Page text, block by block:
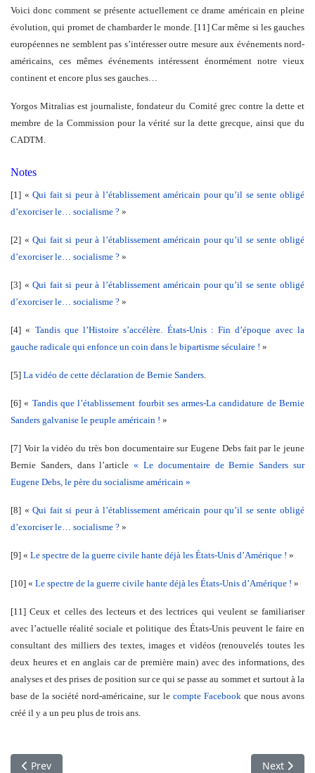
Voici donc comment se présente actuellement ce drame américain en pleine
évolution, qui promet de chambarder le monde. [11] Car même si les gauches
européennes ne semblent pas s’intéresser outre mesure aux événements nord-
américains, ces mêmes événements intéressent énormément notre vieux
continent et encore plus ses gauches…
Yorgos Mitralias est journaliste, fondateur du Comité grec contre la dette et
membre de la Commission pour la vérité sur la dette grecque, ainsi que du
CADTM.
Notes
[1] «Qui fait si peur à l’établissement américain pour qu’il se sente obligé
d’exorciser le… socialisme ? »
[2] «Qui fait si peur à l’établissement américain pour qu’il se sente obligé
d’exorciser le… socialisme ? »
[3] «Qui fait si peur à l’établissement américain pour qu’il se sente obligé
d’exorciser le… socialisme ? »
[4] « Tandis que l’Histoire s’accélère. États-Unis : Fin d’époque avec la
gauche radicale qui enfonce un coin dans le bipartisme séculaire ! »
[5] La vidéo de cette déclaration de Bernie Sanders
[6] « Tandis que l’établissement fourbit ses armes-La candidature de Bernie
Sanders galvanise le peuple américain ! »
[7] Voir la vidéo du très bon documentaire sur Eugene Debs fait par le jeune
Bernie Sanders, dans l’article« Le documentaire de Bernie Sanders sur
Eugene Debs, le père du socialisme américain »
[8] «Qui fait si peur à l’établissement américain pour qu’il se sente obligé
d’exorciser le… socialisme ? »
[9] « Le spectre de la guerre civile hante déjà les États-Unis d’Amérique ! »
[10] « Le spectre de la guerre civile hante déjà les États-Unis d’Amérique ! »
[11] Ceux et celles des lecteurs et des lectrices qui veulent se familiariser
avec l’actuelle réalité sociale et politique des États-Unis peuvent le faire en
consultant des milliers des textes, images et vidéos (renouvelés toutes les
deux heures et en anglais car de première main) avec des informations, des
analyses et des prises de position sur ce qui se passe au sommet et surtout à la
base de la société nord-américaine, sur le compte Facebook que nous avons
créé il y a un peu plus de trois ans.
Previous article: Olivier Besancenot: «Est-il possible d’oublier
Prev Next
Next